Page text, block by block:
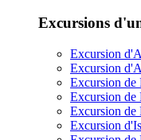
Excursions
Excursion
Excursion
Excursion de
Excursion de
Excursion de
Excursion